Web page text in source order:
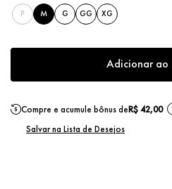
P M G GG XG
Adicionar ao
Compre e acumule bônus deR$ 42,00